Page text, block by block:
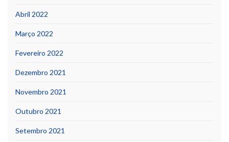
Abril 2022
Março 2022
Fevereiro 2022
Dezembro 2021
Novembro 2021
Outubro 2021
Setembro 2021